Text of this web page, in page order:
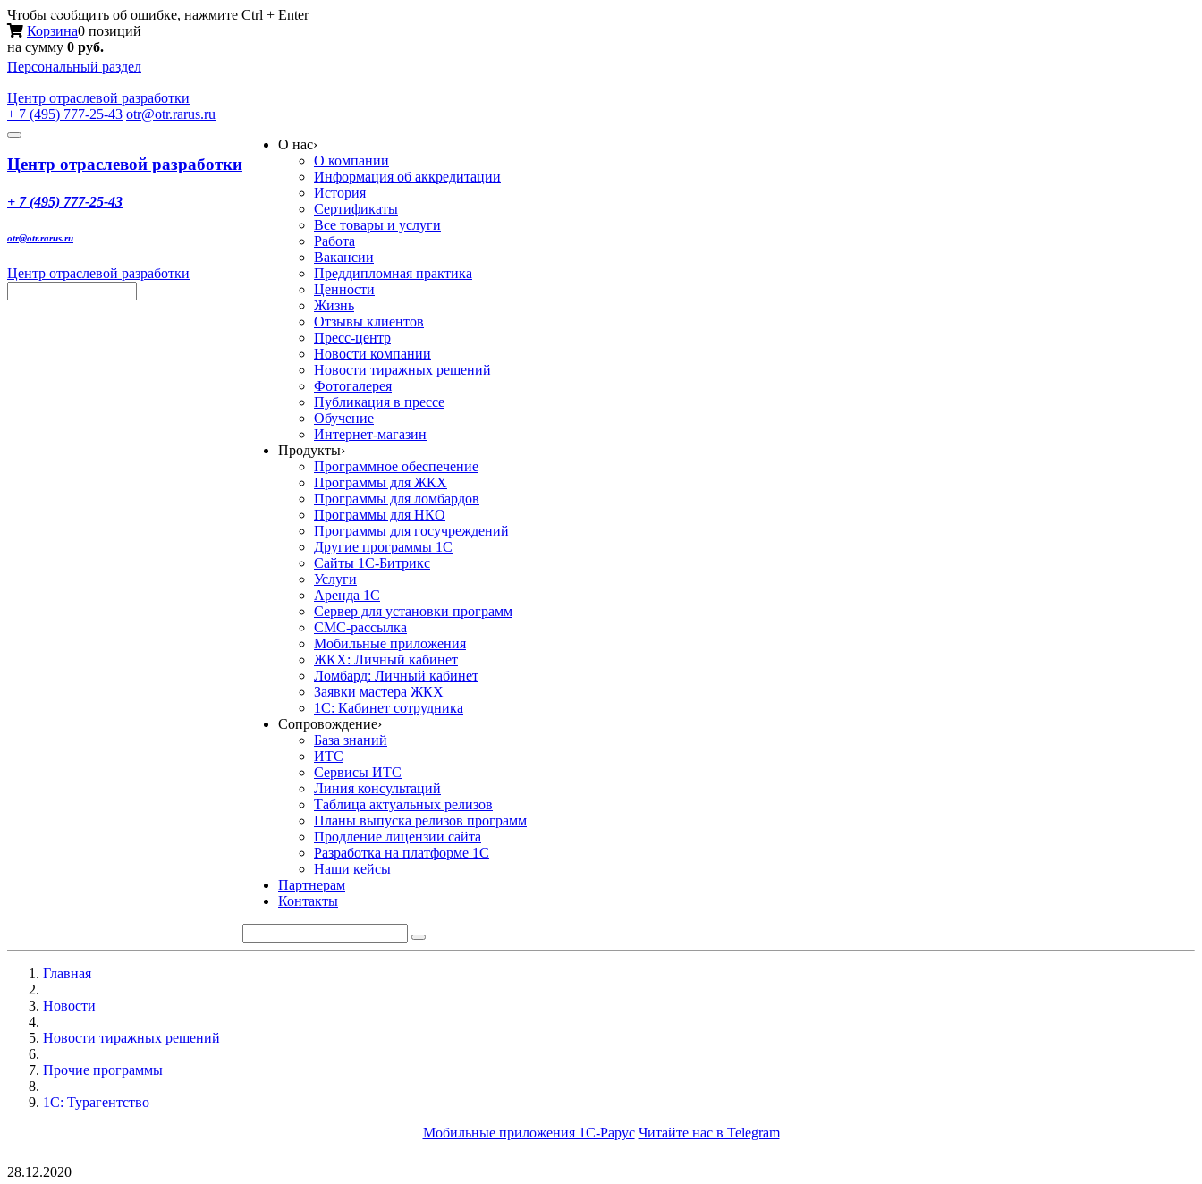
Чтобы сообщить об ошибке, нажмите Ctrl + Enter
Корзина0 позиций
на сумму 0 руб.
Персональный раздел
Центр отраслевой разработки
+ 7 (495) 777-25-43 otr@otr.rarus.ru
Toggle
Меню
Центр отраслевой разработки
+ 7 (495) 777-25-43
otr@otr.rarus.ru
Центр отраслевой разработки
О нас›
О компании
Информация об аккредитации
История
Сертификаты
Все товары и услуги
Работа
Вакансии
Преддипломная практика
Ценности
Жизнь
Отзывы клиентов
Пресс-центр
Новости компании
Новости тиражных решений
Фотогалерея
Публикация в прессе
Обучение
Интернет-магазин
Продукты›
Программное обеспечение
Программы для ЖКХ
Программы для ломбардов
Программы для НКО
Программы для госучреждений
Другие программы 1С
Сайты 1С-Битрикс
Услуги
Аренда 1С
Сервер для установки программ
СМС-рассылка
Мобильные приложения
ЖКХ: Личный кабинет
Ломбард: Личный кабинет
Заявки мастера ЖКХ
1С: Кабинет сотрудника
Сопровождение›
База знаний
ИТС
Сервисы ИТС
Линия консультаций
Таблица актуальных релизов
Планы выпуска релизов программ
Продление лицензии сайта
Разработка на платформе 1С
Наши кейсы
Партнерам
Контакты
Главная
Новости
Новости тиражных решений
Прочие программы
1С: Турагентство
Мобильные приложения 1С-Рарус Читайте нас в Telegram
28.12.2020